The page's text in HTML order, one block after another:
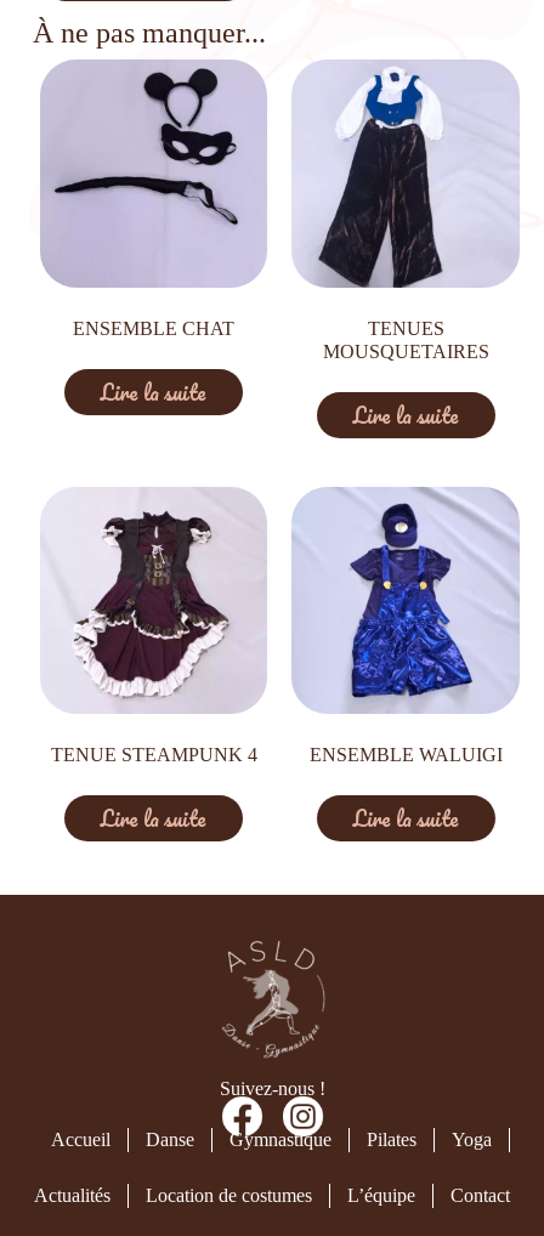
À ne pas manquer...
ENSEMBLE CHAT
Lire la suite
TENUES
MOUSQUETAIRES
Lire la suite
TENUE STEAMPUNK 4
Lire la suite
ENSEMBLE WALUIGI
Lire la suite
Suivez-nous !
Accueil Danse Gymnastique Pilates Yoga
Actualités Location de costumes L’équipe Contact